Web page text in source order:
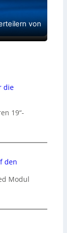
von
die
19“-
den
Modul